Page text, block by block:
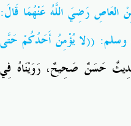
العَاصِ رَضِيَ اللَّهُ عَنْهُمَا قَالَ:
وسلم: ((لا يُؤْمِنُ أَحَدُكُمْ حَتَّى
حَسَنٌ صَحِيحٌ، رَوَيْنَاهُ فِي